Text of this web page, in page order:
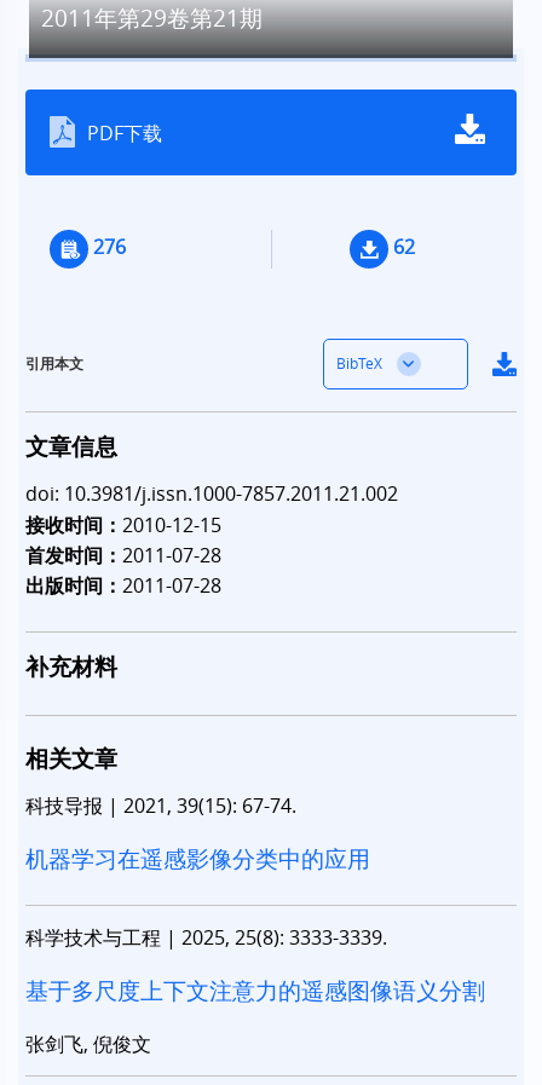
2011年第29卷第21期
PDF下载
276 62
引用本文 BibTeX
文章信息
doi: 10.3981/j.issn.1000-7857.2011.21.002
接收时间：2010-12-15
首发时间：2011-07-28
出版时间：2011-07-28
补充材料
相关文章
科技导报 | 2021, 39(15): 67-74.
机器学习在遥感影像分类中的应用
科学技术与工程 | 2025, 25(8): 3333-3339.
基于多尺度上下文注意力的遥感图像语义分割
张剑飞, 倪俊文